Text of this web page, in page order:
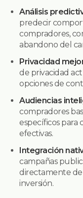
Análisis
predecir
compradores,
abandono del
Privacidad
de privacidad
opciones de
Audiencias
compradores
específicos para
efectivas.
Integración
campañas
directamente
inversión.